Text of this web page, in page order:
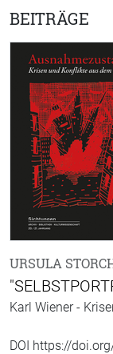
BEITRÄGE
URSULA
Karl Wiener -
DOI https://